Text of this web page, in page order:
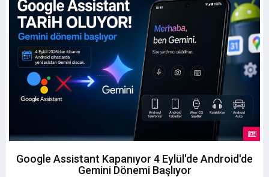
Google Assistant Kapanıyor 4 Eylül'de Android'de
Gemini Dönemi Başlıyor